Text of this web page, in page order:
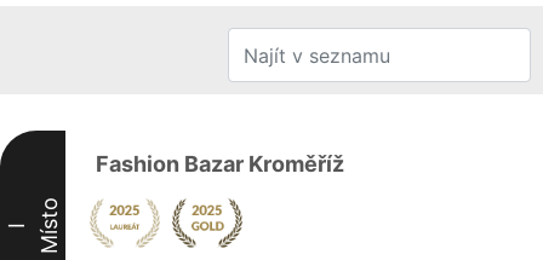
I Místo
Fashion Bazar Kroměříž